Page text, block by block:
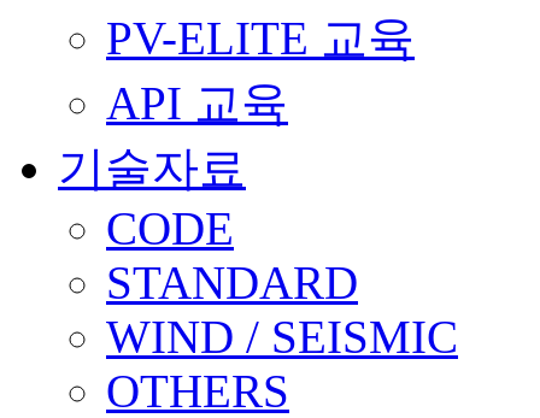
PV-ELITE 교육
API 교육
기술자료
CODE
STANDARD
WIND / SEISMIC
OTHERS